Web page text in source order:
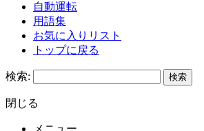
自動運転
用語集
お気に入りリスト
トップに戻る
検索:
閉じる
メニュー